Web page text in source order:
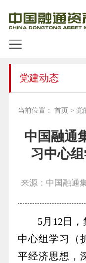
党建动态
当前位置： 首页> 党
中国融通
习中心
来源：中国融通
5月12日，
中心组学习（
平经济思想，